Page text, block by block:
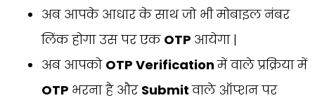
अब आपके आधार के साथ जो भी मोबाइल नंबर
लिंक होगा उस पर एक OTP आयेगा |
अब आपको OTP Verificationमें वाले प्रक्रिया में
OTP भरना है और Submitवाले ऑप्शन पर